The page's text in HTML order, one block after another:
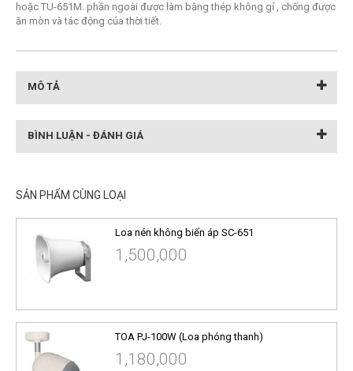
hoặc TU-651M. phần ngoài được làm bằng thép không gỉ , chống được
ăn mòn và tác động của thời tiết.
MÔ TẢ
BÌNH LUẬN - ĐÁNH GIÁ
SẢN PHẨM CÙNG LOẠI
Loa nén không biến áp SC-651
1,500,000
TOA PJ-100W (Loa phóng thanh)
1,180,000